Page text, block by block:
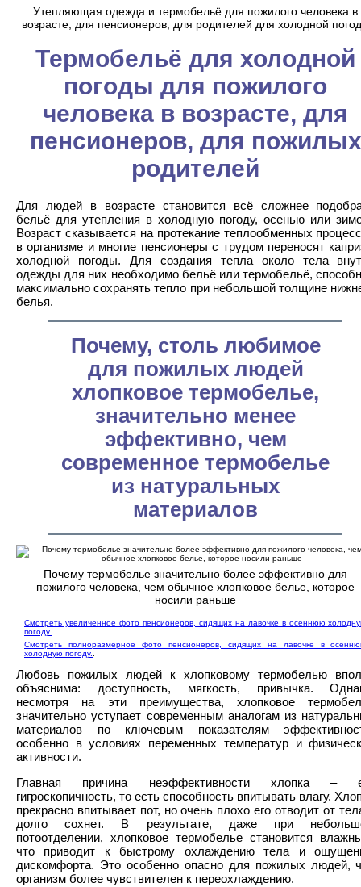
Утепляющая одежда и термобельё для пожилого человека в
возрасте, для пенсионеров, для родителей для холодной
Термобельё для холодной
погоды для пожилого
человека в возрасте, для
пенсионеров, для пожилых
родителей
Для людей в возрасте становится всё сложнее
бельё для утепления в холодную погоду, осенью или
Возраст сказывается на протекание теплообменных
в организме и многие пенсионеры с трудом переносят
холодной погоды. Для создания тепла около тела
одежды для них необходимо бельё или термобельё,
максимально сохранять тепло при небольшой толщине
белья.
Почему, столь любимое
для пожилых людей
хлопковое термобелье,
значительно менее
эффективно, чем
современное термобелье
из натуральных
материалов
Почему термобелье значительно более эффективно для
пожилого человека, чем обычное хлопковое белье, которое
носили раньше
Смотреть увеличенное фото пенсионеров, сидящих на лавочке в осеннюю
погоду.
Смотреть полноразмерное фото пенсионеров, сидящих на лавочке в
холодную погоду.
Любовь пожилых людей к хлопковому термобелью
объяснима: доступность, мягкость, привычка.
несмотря на эти преимущества, хлопковое
значительно уступает современным аналогам из
материалов по ключевым показателям
особенно в условиях переменных температур и
активности.
Главная причина неэффективности хлопка –
гигроскопичность, то есть способность впитывать влагу.
прекрасно впитывает пот, но очень плохо его отводит от
долго сохнет. В результате, даже при
потоотделении, хлопковое термобелье становится
что приводит к быстрому охлаждению тела и
дискомфорта. Это особенно опасно для пожилых людей,
организм более чувствителен к переохлаждению.